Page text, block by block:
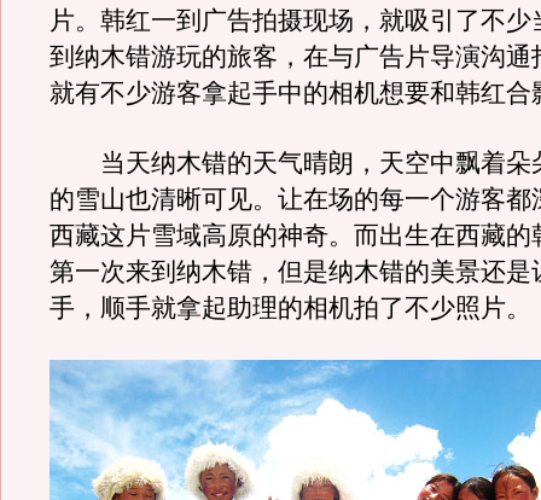
片。韩红一到广告拍摄现场，就吸引了不少
到纳木错游玩的旅客，在与广告片导演沟通
就有不少游客拿起手中的相机想要和韩红合
当天纳木错的天气晴朗，天空中飘着朵
的雪山也清晰可见。让在场的每一个游客都
西藏这片雪域高原的神奇。而出生在西藏的
第一次来到纳木错，但是纳木错的美景还是
手，顺手就拿起助理的相机拍了不少照片。